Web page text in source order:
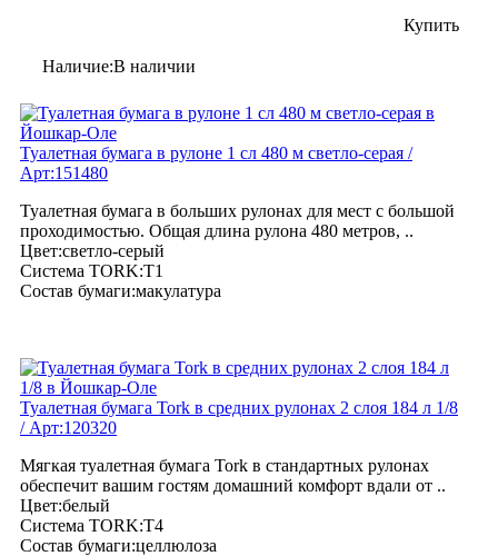
Купить
Наличие:В наличии
Туалетная бумага в рулоне 1 сл 480 м светло-серая /
Арт:151480
Туалетная бумага в больших рулонах для мест с большой
проходимостью. Общая длина рулона 480 метров, ..
Цвет:светло-серый
Система TORK:T1
Состав бумаги:макулатура
Туалетная бумага Tork в средних рулонах 2 слоя 184 л 1/8
/ Арт:120320
Мягкая туалетная бумага Tork в стандартных рулонах
обеспечит вашим гостям домашний комфорт вдали от ..
Цвет:белый
Система TORK:T4
Состав бумаги:целлюлоза